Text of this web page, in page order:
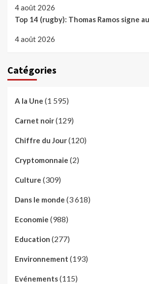
4 août 2026
Top 14 (rugby): Thomas Ramos signe
4 août 2026
Catégories
A la Une (1 595)
Carnet noir(129)
Chiffre du Jour(120)
Cryptomonnaie (2)
Culture (309)
Dans le monde (3 618)
Economie (988)
Education (277)
Environnement (193)
Evénements(115)